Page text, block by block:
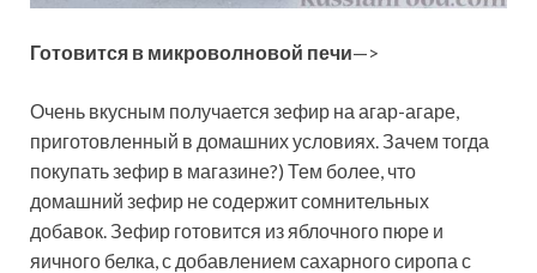
Готовится в микроволновой печи—>
Очень вкусным получается зефир на агар-агаре,
приготовленный в домашних условиях. Зачем тогда
покупать зефир в магазине?) Тем более, что
домашний зефир не содержит сомнительных
добавок. Зефир готовится из яблочного пюре и
яичного белка, с добавлением сахарного сиропа с